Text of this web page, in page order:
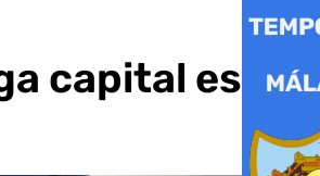
capital este